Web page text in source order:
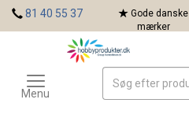
81 40 55 37
Gode danske
mærker
Toggle
navigation
Menu
Mærker